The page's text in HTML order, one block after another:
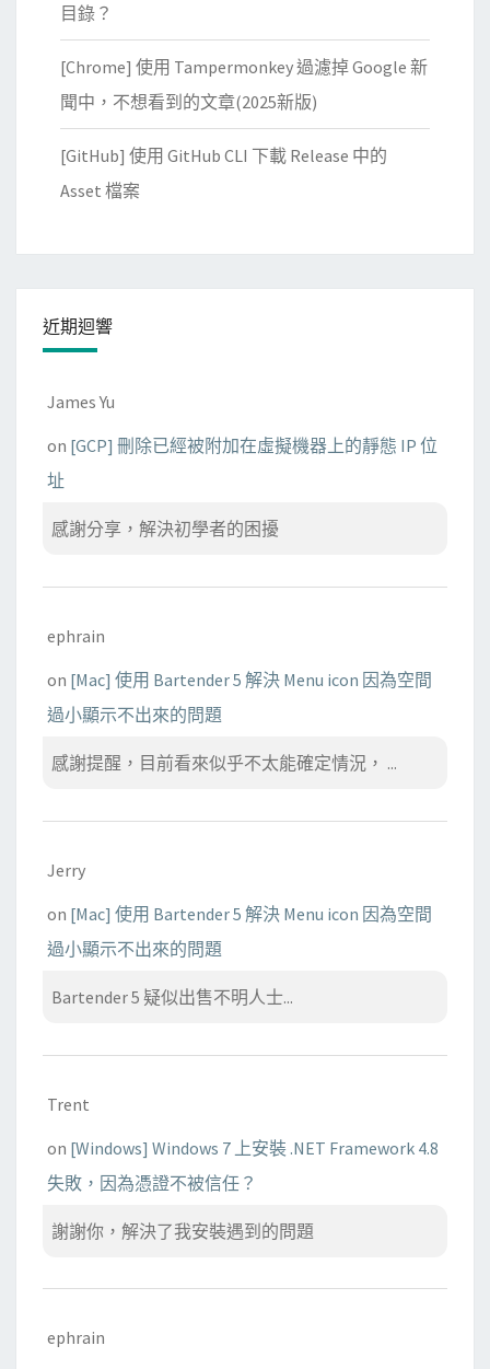
目錄？
[Chrome] 使用 Tampermonkey 過濾掉 Google 新
聞中，不想看到的文章(2025新版)
[GitHub] 使用 GitHub CLI 下載 Release 中的
Asset 檔案
近期迴響
James Yu
on [GCP] 刪除已經被附加在虛擬機器上的靜態 IP 位
址
感謝分享，解決初學者的困擾
ephrain
on [Mac] 使用 Bartender 5 解決 Menu icon 因為空間
過小顯示不出來的問題
感謝提醒，目前看來似乎不太能確定情況， ...
Jerry
on [Mac] 使用 Bartender 5 解決 Menu icon 因為空間
過小顯示不出來的問題
Bartender 5 疑似出售不明人士...
Trent
on [Windows] Windows 7 上安裝 .NET Framework 4.8
失敗，因為憑證不被信任？
謝謝你，解決了我安裝遇到的問題
ephrain